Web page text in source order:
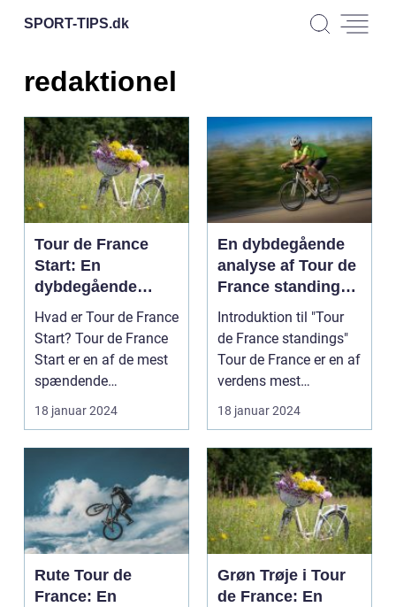
SPORT-TIPS.dk
redaktionel
Tour de France
Start: En
dybdegående
introduktion til
verdens mest
berømte cykelløb
Hvad er Tour de France
Start? Tour de France
Start er en af de mest
spændende
begivenheder inden
for...
18 januar 2024
En dybdegående
analyse af Tour de
France standings:
Historisk udvikling
og vigtige
informationer
Introduktion til "Tour
de France standings"
Tour de France er en af
verdens mest
prestigefyldte cyke...
18 januar 2024
Rute Tour de
France: En
Grøn Trøje i Tour
de France: En